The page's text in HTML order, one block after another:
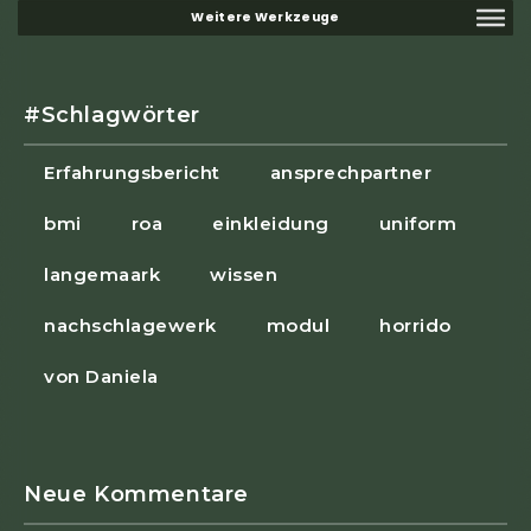
#Schlagwörter
Erfahrungsbericht ansprechpartner
bmi roa einkleidung uniform
langemaark wissen
nachschlagewerk modul horrido
von Daniela
Neue Kommentare